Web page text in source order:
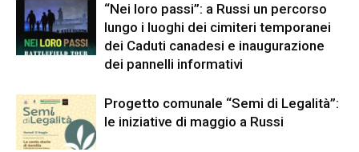
“Nei loro passi”: a Russi un percorso
lungo i luoghi dei cimiteri temporanei
dei Caduti canadesi e inaugurazione
dei pannelli informativi
Progetto comunale “Semi di Legalità”:
le iniziative di maggio a Russi